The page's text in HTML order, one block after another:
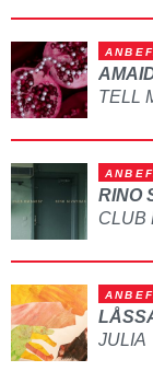
RINO
CLUB
JULIA